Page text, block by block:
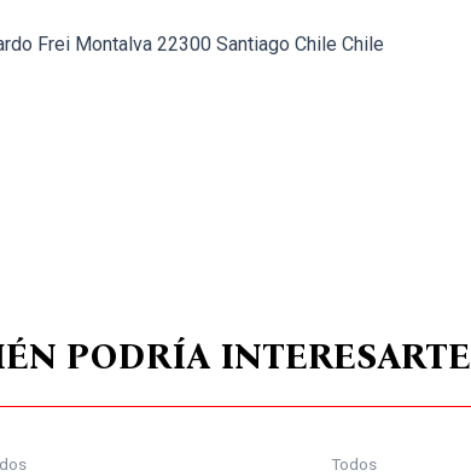
Frei Montalva 22300 Santiago Chile Chile
PODRÍA INTERESARTE
Todos